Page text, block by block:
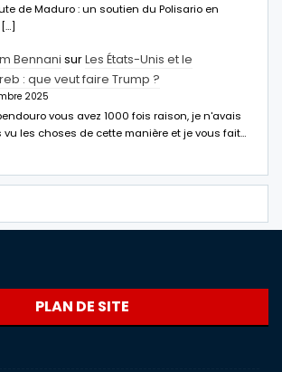
de Maduro : un soutien du Polisario en
Bennani surLes États-Unis et le
: que veut faire Trump ?
2025
vous avez 1000 fois raison, je n'avais
vu les choses de cette manière et je vous fait…
PLAN DE SITE